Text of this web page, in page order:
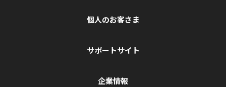
個人のお客さま
サポートサイト
企業情報